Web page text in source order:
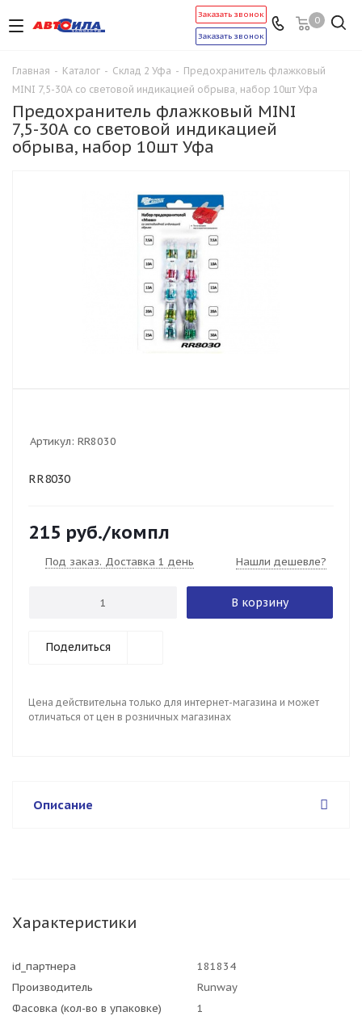
0
Заказать звонок
Заказать звонок
Главная - Каталог - Склад 2 Уфа - Предохранитель флажковый
MINI 7,5-30А со световой индикацией обрыва, набор 10шт Уфа
Предохранитель флажковый MINI
7,5-30А со световой индикацией
обрыва, набор 10шт Уфа
Артикул: RR8030
RR8030
215 руб./компл
Под заказ. Доставка 1 день Нашли дешевле?
В корзину
Поделиться
Цена действительна только для интернет-магазина и может
отличаться от цен в розничных магазинах
Описание
Характеристики
id_партнера
181834
Производитель
Runway
Фасовка (кол-во в упаковке)
1